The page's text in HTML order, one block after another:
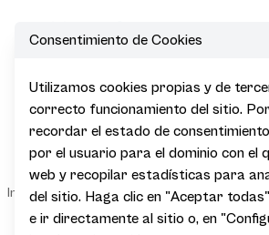
Inicio |
Sala de
Prensa
| Actualidad |
Consentimiento de Cookies
Utilizamos cookies propias y de
correcto funcionamiento del sitio.
recordar el estado de
por el usuario para el dominio con el
web y recopilar estadísticas para
del sitio. Haga clic en "Aceptar
e ir directamente al sitio o, en